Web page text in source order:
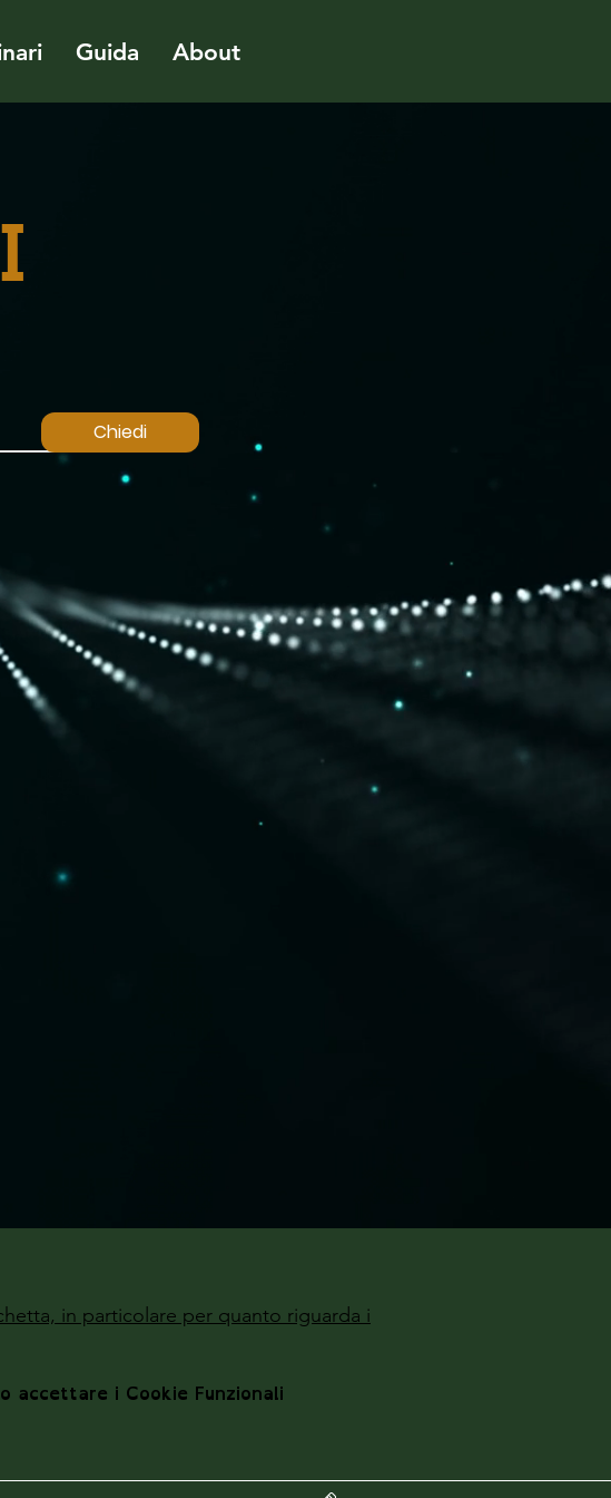
Guida About
Chiedi
in particolare per quanto riguarda i
accettare i Cookie Funzionali